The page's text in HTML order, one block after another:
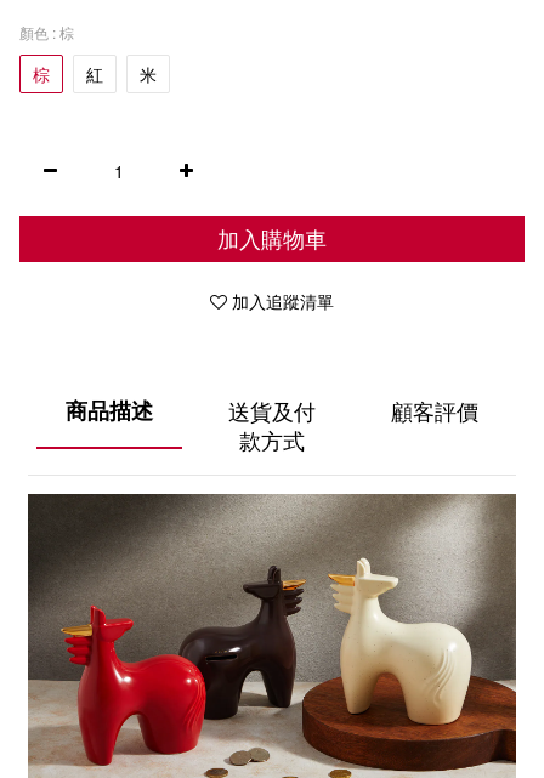
顏色 : 棕
棕 紅 米
加入購物車
加入追蹤清單
商品描述
送貨及付
款方式
顧客評價